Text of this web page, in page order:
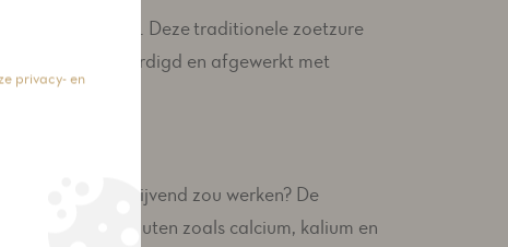
zomerdag. Deze traditionele zoetzure
vervaardigd en afgewerkt met
en galdrijvend zou werken? De
minerale zouten zoals calcium, kalium en
privacy- en